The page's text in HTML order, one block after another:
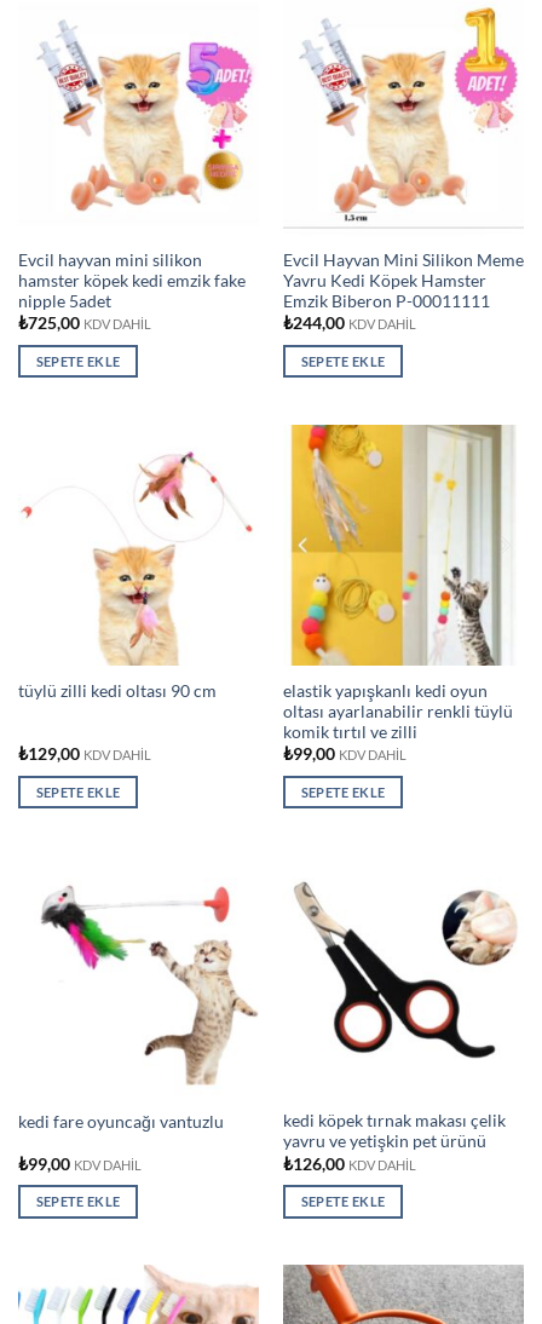
Evcil hayvan mini silikon
hamster köpek kedi emzik fake
nipple 5adet
₺725,00 KDV DAHİL
SEPETE EKLE
Evcil Hayvan Mini Silikon Meme
Yavru Kedi Köpek Hamster
Emzik Biberon P-00011111
₺244,00 KDV DAHİL
SEPETE EKLE
tüylü zilli kedi oltası 90 cm
₺129,00 KDV DAHİL
SEPETE EKLE
elastik yapışkanlı kedi oyun
oltası ayarlanabilir renkli tüylü
komik tırtıl ve zilli
₺99,00 KDV DAHİL
SEPETE EKLE
kedi fare oyuncağı vantuzlu
₺99,00 KDV DAHİL
SEPETE EKLE
kedi köpek tırnak makası çelik
yavru ve yetişkin pet ürünü
₺126,00 KDV DAHİL
SEPETE EKLE